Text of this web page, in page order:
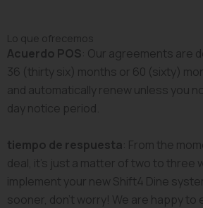
Lo que ofrecemos
Acuerdo POS: Our agreements are
36 (thirty six) months or 60 (sixty)
and automatically renew unless you
day notice period.
tiempo de respuesta: From the
deal, it’s just a matter of two to three
implement your new Shift4 Dine
sooner, don’t worry! We are happy